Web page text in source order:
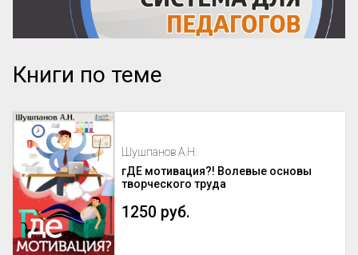
Книги по теме
Шушпанов А.Н.
гДЕ мотивация?! Волевые основы
творческого труда
1250 руб.